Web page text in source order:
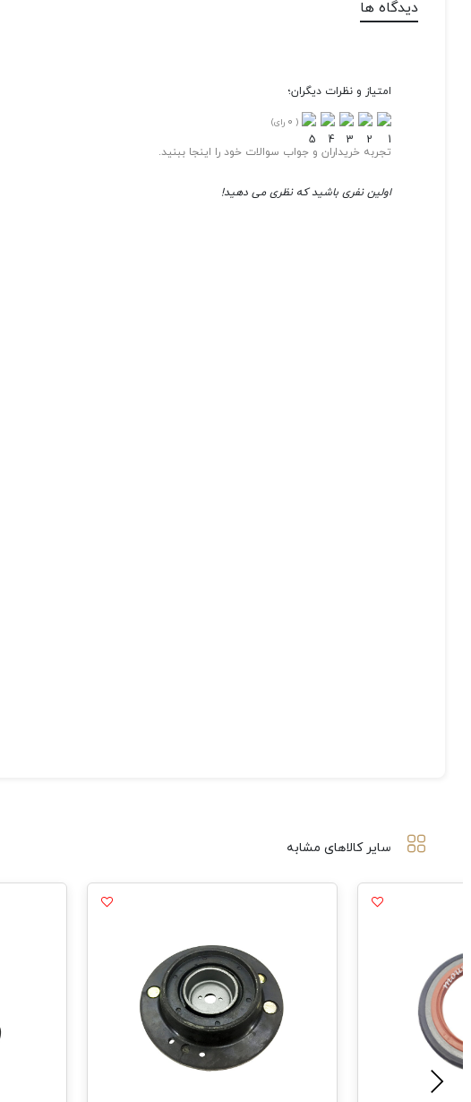
دیدگاه ها
امتیاز و نظرات دیگران؛
(
0 رای)
تجربه خریداران و جواب سوالات خود را اینجا ببنید.
اولین نفری باشید که نظری می دهید!
سایر کالاهای مشابه